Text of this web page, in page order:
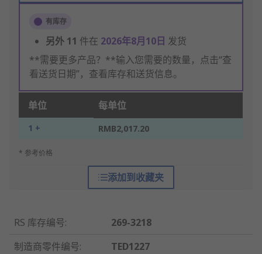
有库存
另外 11 件在 2026年8月10日 发货
**需要更多产品？**输入您需要的数量，点击“查
看送货日期”，查看库存和送货信息。
单位 每单位
1 + RMB2,017.20
* 参考价格
添加到收藏夹
RS 库存编号:
269-3218
制造商零件编号:
TED1227